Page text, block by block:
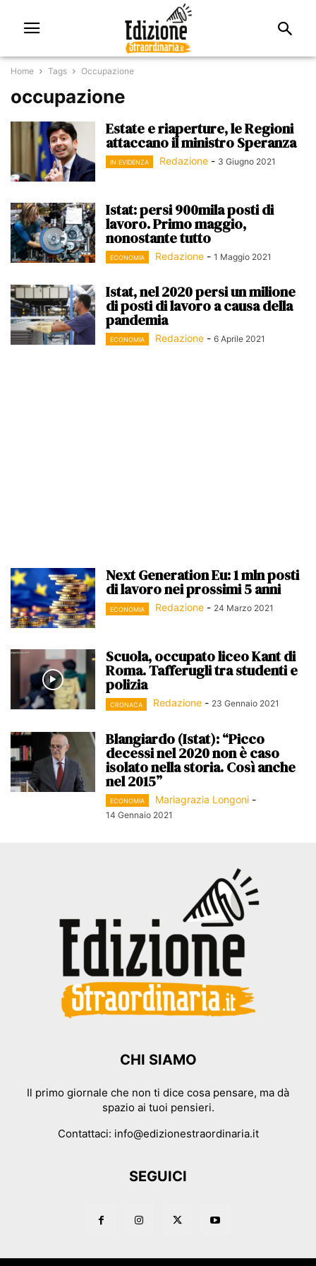
Home Tags Occupazione
occupazione
Estate e riaperture, le Regioni
attaccano il ministro Speranza
IN EVIDENZA Redazione - 3 Giugno 2021
Istat: persi 900mila posti di
lavoro. Primo maggio,
nonostante tutto
ECONOMIA Redazione - 1 Maggio 2021
Istat, nel 2020 persi un milione
di posti di lavoro a causa della
pandemia
ECONOMIA Redazione - 6 Aprile 2021
Next Generation Eu: 1 mln posti
di lavoro nei prossimi 5 anni
ECONOMIA Redazione - 24 Marzo 2021
Scuola, occupato liceo Kant di
Roma. Tafferugli tra studenti e
polizia
CRONACA Redazione - 23 Gennaio 2021
Blangiardo (Istat): “Picco
decessi nel 2020 non è caso
isolato nella storia. Così anche
nel 2015”
ECONOMIA Mariagrazia Longoni -
14 Gennaio 2021
CHI SIAMO
Il primo giornale che non ti dice cosa pensare, ma dà
spazio ai tuoi pensieri.
Contattaci: info@edizionestraordinaria.it
SEGUICI